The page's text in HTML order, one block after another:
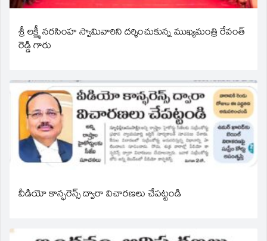
శ్రీ లక్ష్మీ నరసింహ స్వామివారిని దర్శించుకున్న ముఖ్యమంత్రి రేవంత్
రెడ్డి గారు
వీడియో కాన్ఫరెన్స్ ద్వారా విచారణలు చేపట్టండి